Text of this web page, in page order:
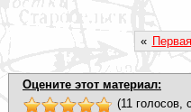
« Первая
Оцените этот материал:
(11 голосов,